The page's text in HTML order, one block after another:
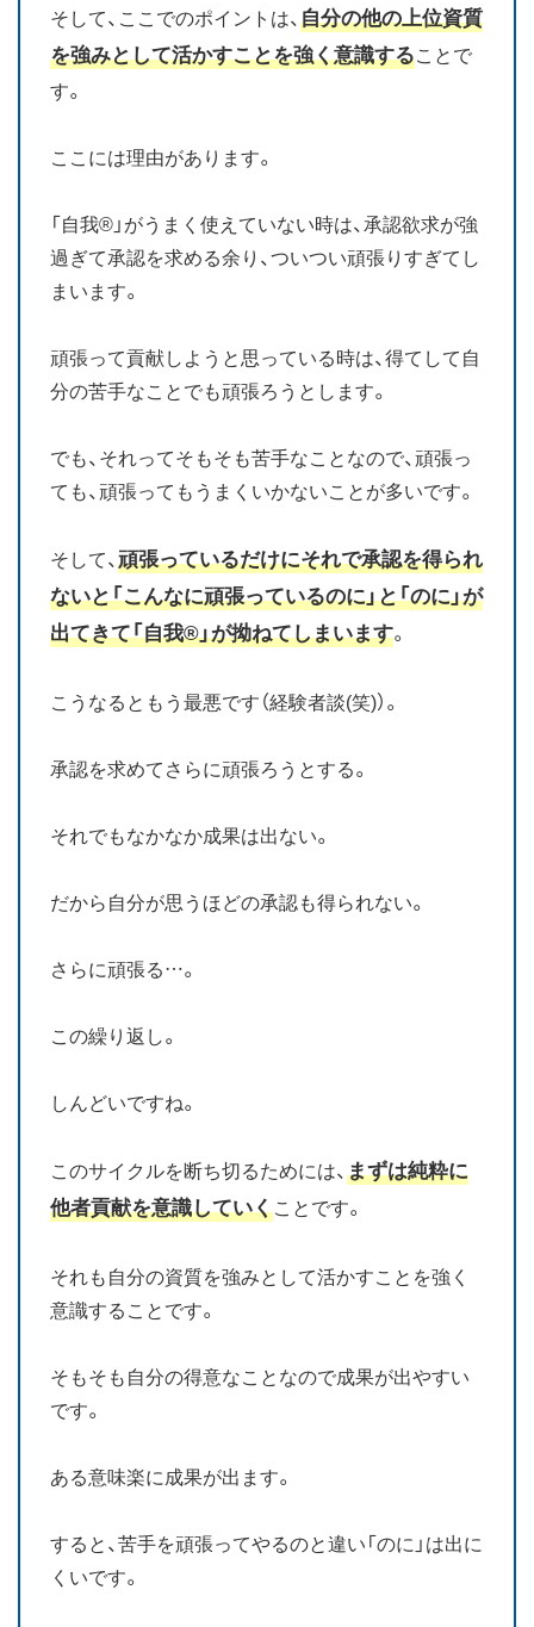
そして、ここでのポイントは、自分の他の上位資質
を強みとして活かすことを強く意識することで
す。
ここには理由があります。
「自我®」がうまく使えていない時は、承認欲求が強
過ぎて承認を求める余り、ついつい頑張りすぎてし
まいます。
頑張って貢献しようと思っている時は、得てして自
分の苦手なことでも頑張ろうとします。
でも、それってそもそも苦手なことなので、頑張っ
ても、頑張ってもうまくいかないことが多いです。
そして、頑張っているだけにそれで承認を得られ
ないと「こんなに頑張っているのに」と「のに」が
出てきて「自我®」が拗ねてしまいます。
こうなるともう最悪です（経験者談(笑)）。
承認を求めてさらに頑張ろうとする。
それでもなかなか成果は出ない。
だから自分が思うほどの承認も得られない。
さらに頑張る…。
この繰り返し。
しんどいですね。
このサイクルを断ち切るためには、まずは純粋に
他者貢献を意識していくことです。
それも自分の資質を強みとして活かすことを強く
意識することです。
そもそも自分の得意なことなので成果が出やすい
です。
ある意味楽に成果が出ます。
すると、苦手を頑張ってやるのと違い「のに」は出に
くいです。